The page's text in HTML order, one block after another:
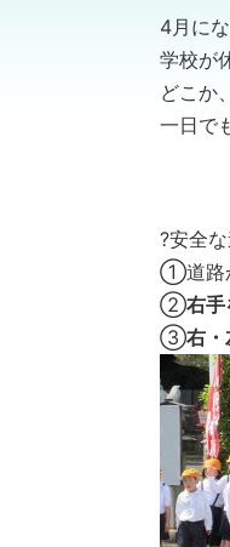
4月に
学校が
どこか
一日で
?安全
①道路
②右手
③右・